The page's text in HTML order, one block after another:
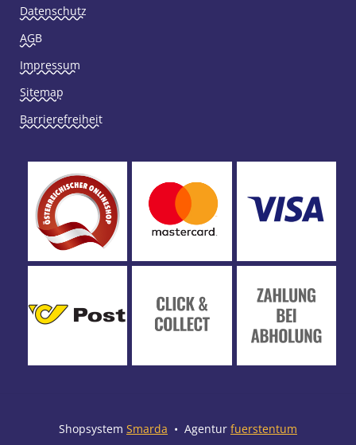
Datenschutz
AGB
Impressum
Sitemap
Barrierefreiheit
Shopsystem Smarda • Agentur fuerstentum